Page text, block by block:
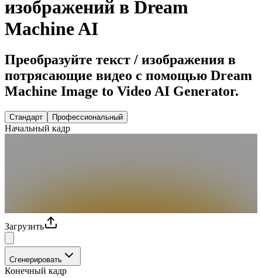
изображений в Dream
Machine AI
Преобразуйте текст / изображения в
потрясающие видео с помощью Dream
Machine Image to Video AI Generator.
Стандарт Профессиональный
Начальный кадр
Загрузить
Сгенерировать
Конечный кадр